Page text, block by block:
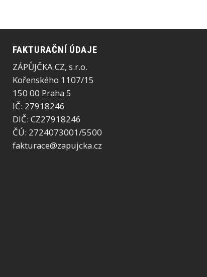
FAKTURAČNÍ ÚDAJE
ZÁPŮJČKA.CZ, s.r.o.
Kořenského 1107/15
150 00 Praha 5
IČ: 27918246
DIČ: CZ27918246
ČÚ: 2724073001/5500
fakturace@zapujcka.cz